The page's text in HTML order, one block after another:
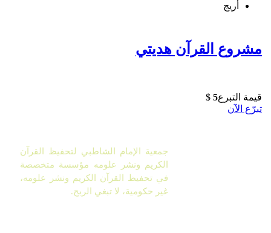
أريج
مشروع القرآن هديتي
قيمة التبرع5
$
تبرّع الآن
جمعية الإمام الشاطبي لتحفيظ القرآن
الكريم ونشر علومه مؤسسة متخصصة
في تحفيظ القرآن الكريم ونشر علومه،
غير حكومية، لا تبغي الربح.